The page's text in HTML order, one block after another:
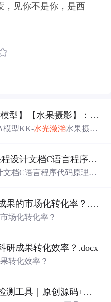
，见你不是你，是西
Stable Diffusion【LORA模型】【水果摄影】：夏日炎炎，
模型KK-水光潋滟水果摄
stm32单片机项目资料课程设计文档C语言程序代码原理图电路PCB实例悬挂运动控制系统论文资料
文档C语言程序代码原理图
高校院所如何提升科研成果的市场化转化率？.docx
场化转化率？
研成果转化效率？.docx
转化效率？
多智能体蜂巢消息循环检测工具｜原创源码+测试+离线报告